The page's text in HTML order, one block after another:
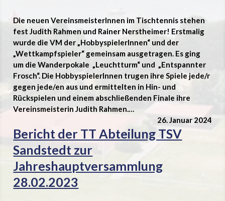
Die neuen VereinsmeisterInnen im Tischtennis stehen
fest Judith Rahmen und Rainer Nerstheimer! Erstmalig
wurde die VM der „HobbyspielerInnen“ und der
„Wettkampfspieler“ gemeinsam ausgetragen. Es ging
um die Wanderpokale „Leuchtturm“ und „Entspannter
Frosch“. Die HobbyspielerInnen trugen ihre Spiele jede/r
gegen jede/en aus und ermittelten in Hin- und
Rückspielen und einem abschließenden Finale ihre
Vereinsmeisterin Judith Rahmen.…
26. Januar 2024
Bericht der TT Abteilung TSV
Sandstedt zur
Jahreshauptversammlung
28.02.2023